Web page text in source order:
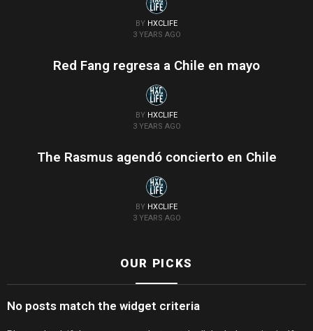
BY HXCLIFE
3 YEARS AGO
Red Fang regresa a Chile en mayo
BY HXCLIFE
3 YEARS AGO
The Rasmus agendó concierto en Chile
BY HXCLIFE
3 YEARS AGO
OUR PICKS
No posts match the widget criteria